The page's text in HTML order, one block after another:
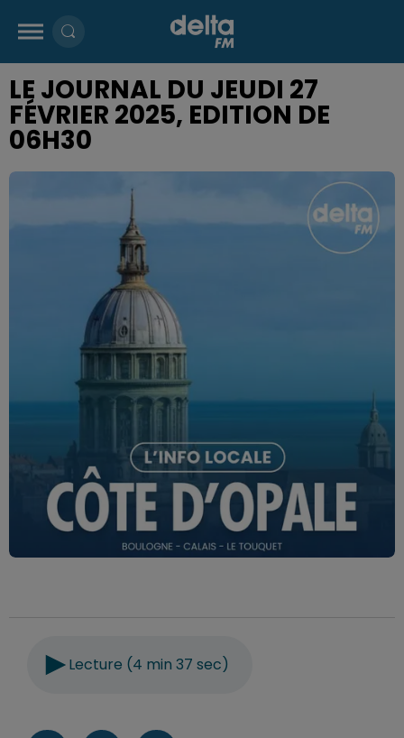
LE JOURNAL DU JEUDI 27
FÉVRIER 2025, EDITION DE
06H30
Lecture (4 min 37 sec)